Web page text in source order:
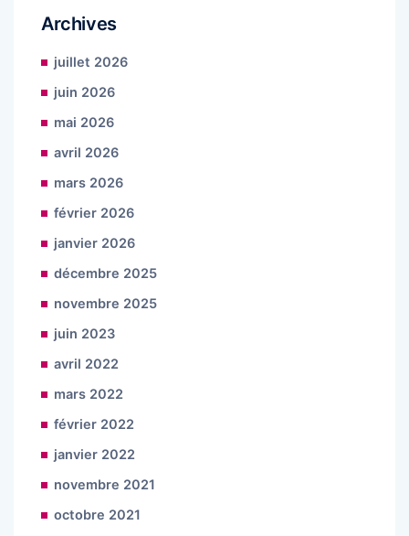
Archives
juillet 2026
juin 2026
mai 2026
avril 2026
mars 2026
février 2026
janvier 2026
décembre 2025
novembre 2025
juin 2023
avril 2022
mars 2022
février 2022
janvier 2022
novembre 2021
octobre 2021